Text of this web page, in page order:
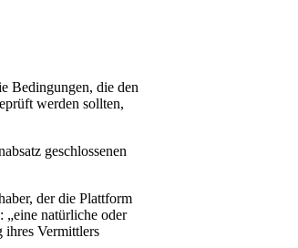
Bedingungen, die den
werden sollten,
geschlossenen
der die Plattform
„eine natürliche oder
ihres Vermittlers